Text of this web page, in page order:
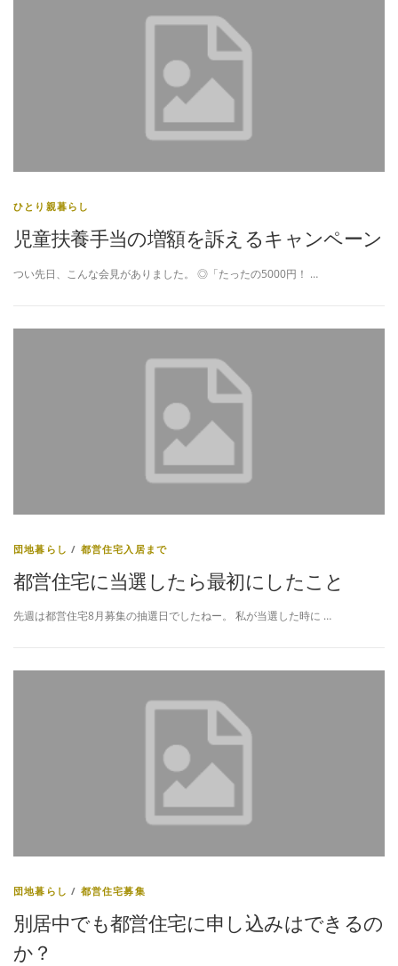
ひとり親暮らし
児童扶養手当の増額を訴えるキャンペーン
つい先日、こんな会見がありました。 ◎「たったの5000円！ …
団地暮らし / 都営住宅入居まで
都営住宅に当選したら最初にしたこと
先週は都営住宅8月募集の抽選日でしたねー。 私が当選した時に …
団地暮らし / 都営住宅募集
別居中でも都営住宅に申し込みはできるの
か？